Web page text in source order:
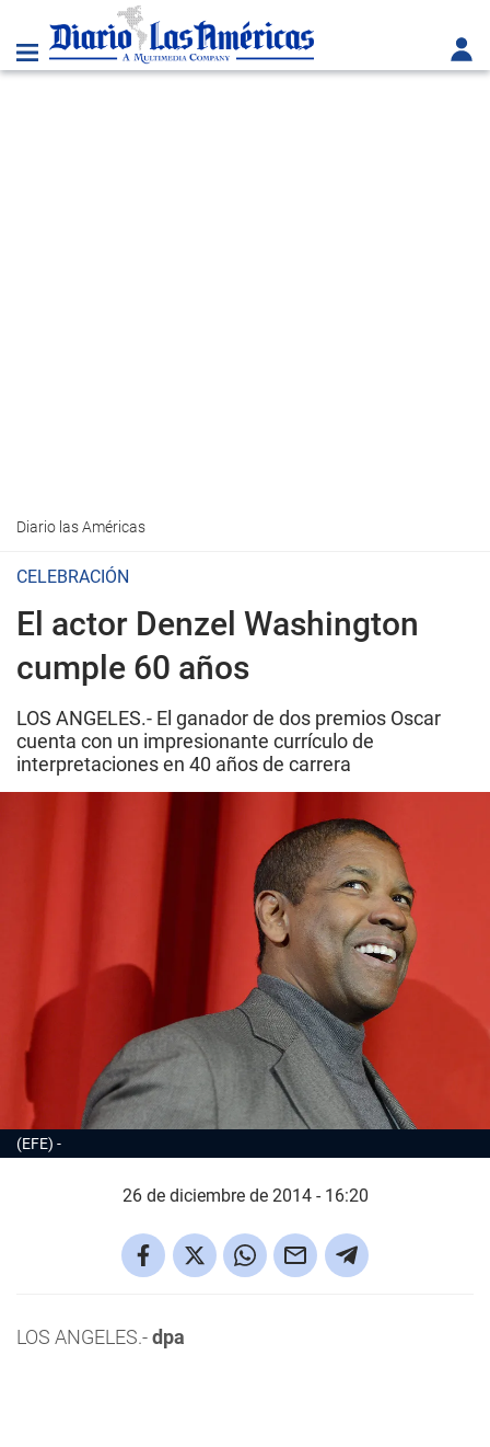
Diario las Américas
CELEBRACIÓN
El actor Denzel Washington
cumple 60 años
LOS ANGELES.- El ganador de dos premios Oscar
cuenta con un impresionante currículo de
interpretaciones en 40 años de carrera
(EFE)
26 de diciembre de 2014 - 16:20
LOS ANGELES.-dpa